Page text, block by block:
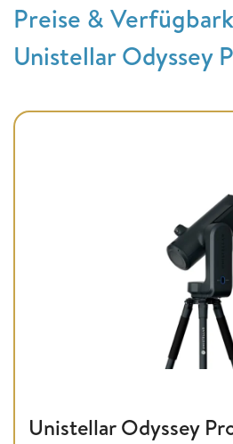
Preise &
Unistellar Odyssey
Unistellar Odyssey